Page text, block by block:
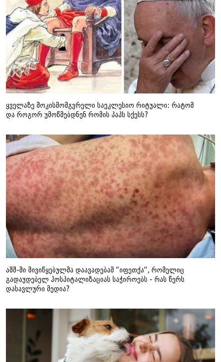
ყველაზე შოკისმომგვრელი საეკლესიო რიტუალი: რატომ
და როგორ უმოწმებდნენ რომის პაპს სქესს?
აშშ-ში მივიწყებულმა დაავადებამ “იფეთქა“, რომელიც
გადაუდებელ ჰოსპიტალიზაციას საჭიროებს - რას წერს
დასავლური მედია?